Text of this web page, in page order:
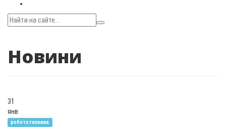
Новини
31
янв
робототехника